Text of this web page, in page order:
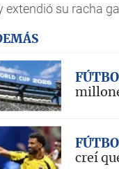
extendió su racha
creí